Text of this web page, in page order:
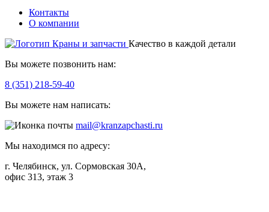
Контакты
О компании
Качество в каждой детали
Вы можете позвонить нам:
8 (351) 218-59-40
Вы можете нам написать:
mail@kranzapchasti.ru
Мы находимся по адресу:
г. Челябинск, ул. Сормовская 30А,
офис 313, этаж 3